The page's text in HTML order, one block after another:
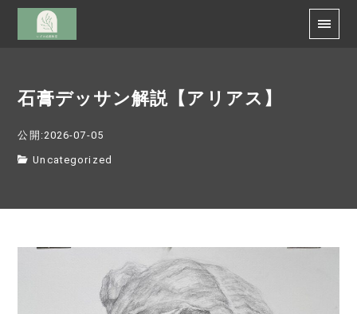
石膏デッサン解説【アリアス】
公開:2026-07-05
Uncategorized